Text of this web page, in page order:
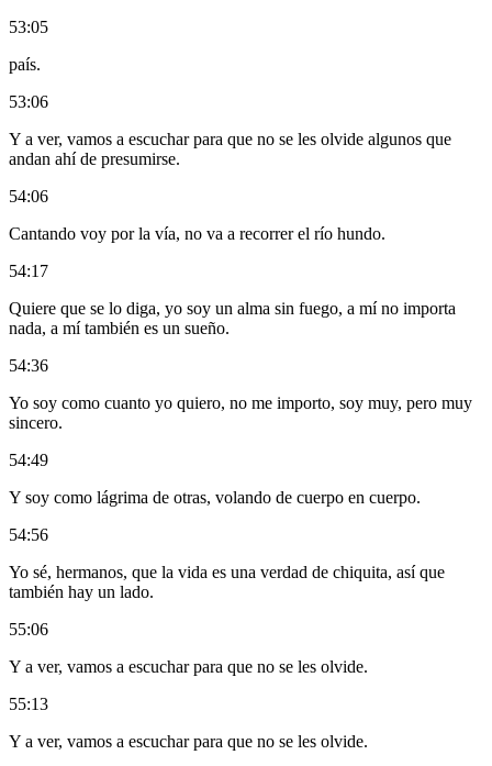
53:05
país.
53:06
Y a ver, vamos a escuchar para que no se les olvide algunos que
andan ahí de presumirse.
54:06
Cantando voy por la vía, no va a recorrer el río hundo.
54:17
Quiere que se lo diga, yo soy un alma sin fuego, a mí no importa
nada, a mí también es un sueño.
54:36
Yo soy como cuanto yo quiero, no me importo, soy muy, pero muy
sincero.
54:49
Y soy como lágrima de otras, volando de cuerpo en cuerpo.
54:56
Yo sé, hermanos, que la vida es una verdad de chiquita, así que
también hay un lado.
55:06
Y a ver, vamos a escuchar para que no se les olvide.
55:13
Y a ver, vamos a escuchar para que no se les olvide.